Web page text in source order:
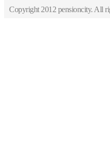
Copyright 2012 pensioncity. All